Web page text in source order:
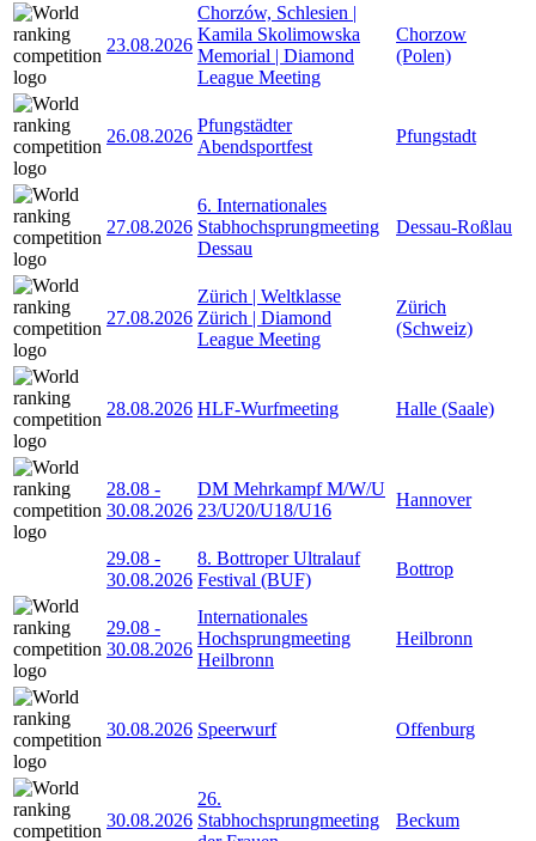
23.08.2026
Chorzów, Schlesien |
Kamila Skolimowska
Memorial | Diamond
League Meeting
Chorzow
(Polen)
26.08.2026
Pfungstädter
Abendsportfest
Pfungstadt
27.08.2026
6. Internationales
Stabhochsprungmeeting
Dessau
Dessau-Roßlau
27.08.2026
Zürich | Weltklasse
Zürich | Diamond
League Meeting
Zürich
(Schweiz)
28.08.2026 HLF-Wurfmeeting Halle (Saale)
28.08 -
30.08.2026
DM Mehrkampf M/W/U
23/U20/U18/U16
Hannover
29.08 -
30.08.2026
8. Bottroper Ultralauf
Festival (BUF)
Bottrop
29.08 -
30.08.2026
Internationales
Hochsprungmeeting
Heilbronn
Heilbronn
30.08.2026 Speerwurf Offenburg
30.08.2026
26.
Stabhochsprungmeeting
Beckum